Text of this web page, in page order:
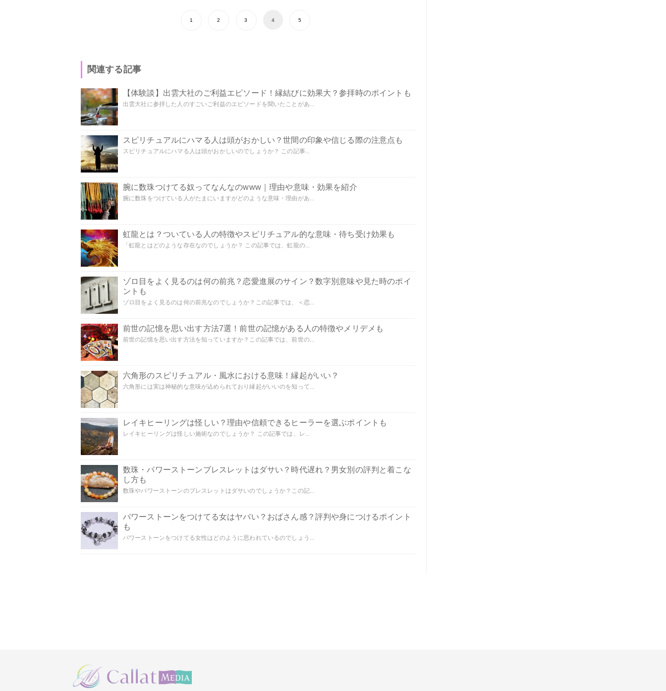
1 2 3 4 5
関連する記事
【体験談】出雲大社のご利益エピソード！縁結びに効果大？参拝時のポイントも
出雲大社に参拝した人のすごいご利益のエピソードを聞いたことがあ...
スピリチュアルにハマる人は頭がおかしい？世間の印象や信じる際の注意点も
スピリチュアルにハマる人は頭がおかしいのでしょうか？ この記事...
腕に数珠つけてる奴ってなんなのwww｜理由や意味・効果を紹介
腕に数珠をつけている人がたまにいますがどのような意味・理由があ...
虹龍とは？ついている人の特徴やスピリチュアル的な意味・待ち受け効果も
「虹龍とはどのような存在なのでしょうか？ この記事では、虹龍の...
ゾロ目をよく見るのは何の前兆？恋愛進展のサイン？数字別意味や見た時のポイ
ントも
ゾロ目をよく見るのは何の前兆なのでしょうか？この記事では、＜恋...
前世の記憶を思い出す方法7選！前世の記憶がある人の特徴やメリデメも
前世の記憶を思い出す方法を知っていますか？この記事では、前世の...
六角形のスピリチュアル・風水における意味！縁起がいい？
六角形には実は神秘的な意味が込められており縁起がいいのを知って...
レイキヒーリングは怪しい？理由や信頼できるヒーラーを選ぶポイントも
レイキヒーリングは怪しい施術なのでしょうか？ この記事では、レ...
数珠・パワーストーンブレスレットはダサい？時代遅れ？男女別の評判と着こな
し方も
数珠やパワーストーンのブレスレットはダサいのでしょうか？この記...
パワーストーンをつけてる女はヤバい？おばさん感？評判や身につけるポイント
も
パワーストーンをつけてる女性はどのように思われているのでしょう...